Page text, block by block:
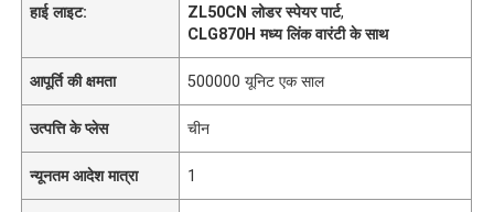
हाई लाइट:
ZL50CN लोडर स्पेयर पार्ट,
CLG870H मध्य लिंक वारंटी के साथ
आपूर्ति की क्षमता 500000 यूनिट एक साल
उत्पत्ति के प्लेस चीन
न्यूनतम आदेश मात्रा 1